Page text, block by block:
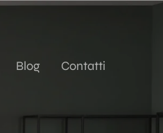
Blog Contatti